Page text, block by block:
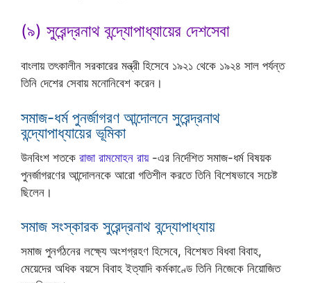
(৯) সুরেন্দ্রনাথ বন্দ্যোপাধ্যায়ের দেশসেবা
বাংলায় তৎকালীন সরকারের মন্ত্রী হিসেবে ১৯২১ থেকে ১৯২৪ সাল পর্যন্ত
তিনি দেশের সেবায় মনোনিবেশ করেন।
সমাজ-ধর্ম পুনর্জাগরণ আন্দোলনে সুরেন্দ্রনাথ
বন্দ্যোপাধ্যায়ের ভূমিকা
উনবিংশ শতকে রাজা রামমোহন রায়-এর নির্দেশিত সমাজ-ধর্ম বিষয়ক
পুনর্জাগরণের আন্দোলনকে আরো গতিশীল করতে তিনি বিশেষভাবে সচেষ্ট
ছিলেন।
সমাজ সংস্কারক সুরেন্দ্রনাথ বন্দ্যোপাধ্যায়
সমাজ পুনর্গঠনের লক্ষ্যে অংশগ্রহণ হিসেবে, বিশেষত বিধবা বিবাহ,
মেয়েদের অধিক বয়সে বিবাহ ইত্যাদি কর্মকাণ্ডে তিনি নিজেকে নিয়োজিত